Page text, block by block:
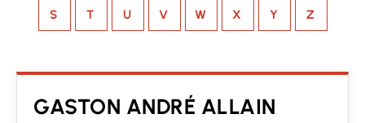
S T U V W X Y Z
GASTON ANDRÉ ALLAIN